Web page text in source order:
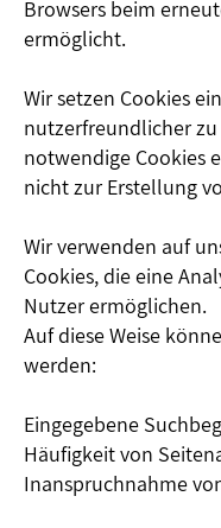
Browsers beim
ermöglicht.
Wir setzen Cookies
nutzerfreundlicher
notwendige Cookies
nicht zur Erstellung
Wir verwenden auf
Cookies, die eine
Nutzer ermöglichen.
Auf diese Weise
werden:
Eingegebene
Häufigkeit von
Inanspruchnahme